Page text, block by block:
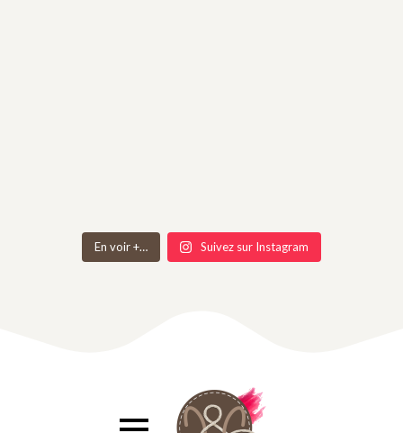
En voir +… Suivez sur Instagram